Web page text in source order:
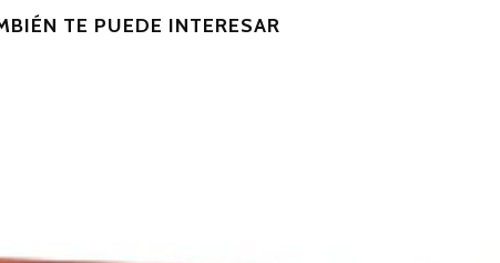
TE PUEDE INTERESAR